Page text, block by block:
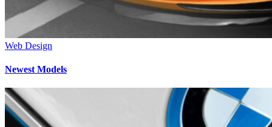
Web Design
Newest Models